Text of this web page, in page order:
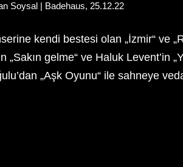
Soysal | Badehaus, 25.12.22
kendi bestesi olan „İzmir“ ve
„Sakın gelme“ ve Haluk Levent’in
„Aşk Oyunu“ ile sahneye